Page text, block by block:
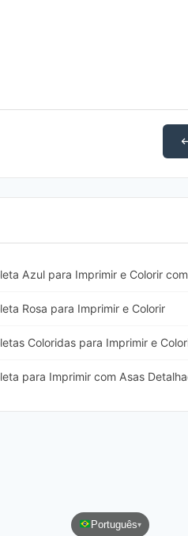
Azul para Imprimir e Colorir
Rosa para Imprimir e Colorir
Coloridas para Imprimir e
para Imprimir com Asas
Português▾